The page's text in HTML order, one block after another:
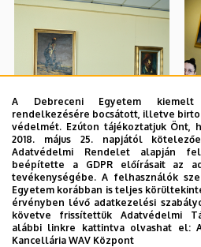
A Debreceni Egyetem
rendelkezésére bocsátott, illetve
védelmét. Ezúton tájékoztatjuk Önt,
2018. május 25. napjától
Adatvédelmi Rendelet alapján
beépítette a GDPR előírásait az
tevékenységébe. A felhasználók
Egyetem korábban is teljes
érvényben lévő adatkezelési
követve frissítettük Adatvédelmi
alábbi linkre kattintva olvashat el:
Kancellária WAV Központ